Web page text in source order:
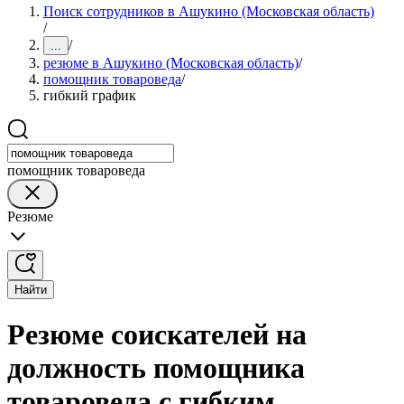
Поиск сотрудников в Ашукино (Московская область)
/
... /
резюме в Ашукино (Московская область)/
помощник товароведа/
гибкий график
помощник товароведа
Резюме
Найти
Резюме соискателей на
должность помощника